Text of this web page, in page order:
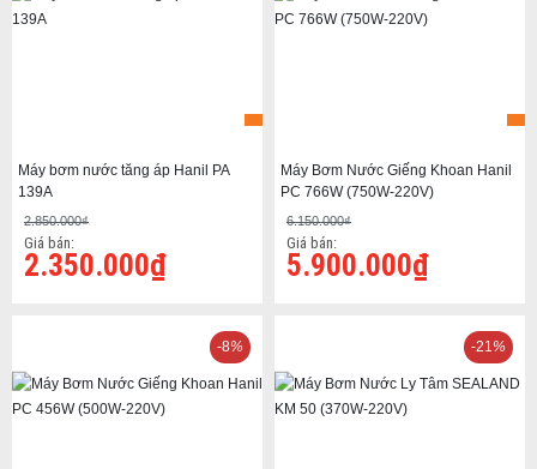
Máy bơm nước tăng áp Hanil PA
139A
2.850.000₫
Giá bán:
2.350.000₫
Máy Bơm Nước Giếng Khoan Hanil
PC 766W (750W-220V)
6.150.000₫
Giá bán:
5.900.000₫
-8% -21%